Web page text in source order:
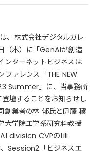
、株式会社デジタルガレ
（木）に「GenAIが創造
ンターネットビジネスは
ファレンス「THE NEW
Summer」に、当事務所
壇することをお知らせし
創業者の林 郁氏と伊藤 穰
大学院工学系研究科教授
division CVPのLili
Session2「ビジネスエ